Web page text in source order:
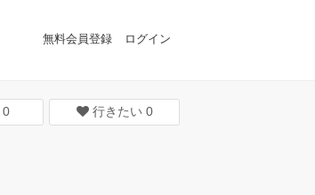
無料会員登録 ログイン
0 行きたい 0